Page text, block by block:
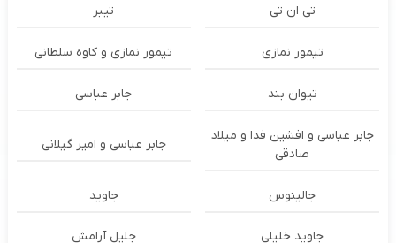
تی ان تی تیبر
تیمور نمازی تیمور نمازی و کاوه سلطانی
تیوان بند جابر عباسی
جابر عباسی و افشین فدا و میلاد
صادقی
جابر عباسی و امیر گیلانی
جالینوس جاوید
جاوید خلیلی جلیل آرامش